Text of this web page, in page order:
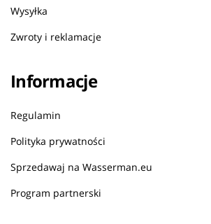
Wysyłka
Zwroty i reklamacje
Informacje
Regulamin
Polityka prywatności
Sprzedawaj na Wasserman.eu
Program partnerski